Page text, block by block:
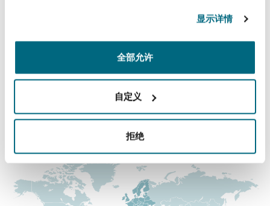
显示详情
全部允许
自定义
拒绝
Satellite & Space
Product Liability & Recall
Property
Reinsurance
尼克斯
德里
曼彻斯特（新贝利广场2号）
+44 161 236 2002
+44 161 832 7956